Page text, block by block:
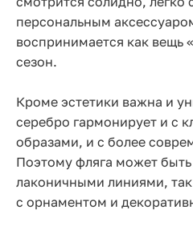
персональным
воспринимается как вещь
сезон.
Кроме эстетики важна и
серебро гармонирует и с
образами, и с более
Поэтому фляга может быть
лаконичными линиями,
с орнаментом и